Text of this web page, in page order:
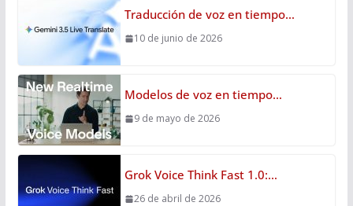
Traducción de voz en tiempo…
10 de junio de 2026
Modelos de voz en tiempo…
9 de mayo de 2026
Grok Voice Think Fast 1.0:…
26 de abril de 2026